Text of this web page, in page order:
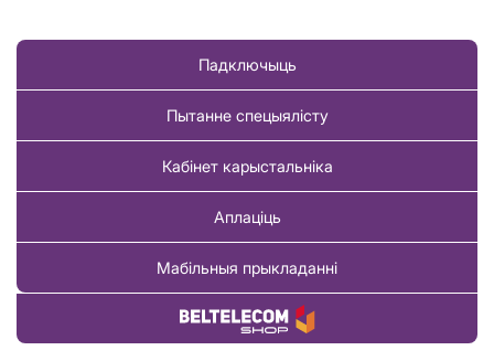
Падключыць
Пытанне спецыялісту
Кабінет карыстальніка
Аплаціць
Мабільныя прыкладанні
Купіць тавар